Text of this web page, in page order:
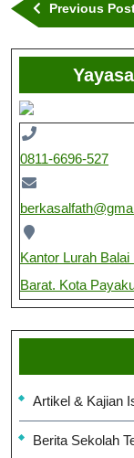
Previous
0811-6696-527
Kantor Lurah
Barat. Kota
Artikel & Kajian
Berita Sekolah